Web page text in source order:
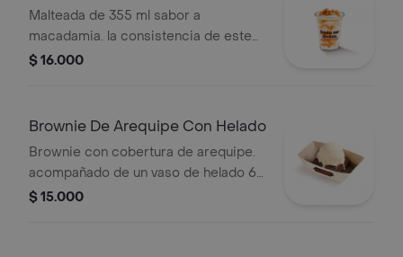
De Macadamia
Malteada de 355 ml sabor a
macadamia. la consistencia de este
producto puede variar debido al
$ 16.000
Brownie De Arequipe Con Helado
Brownie con cobertura de arequipe.
acompañado de un vaso de helado 60
g
$ 15.000